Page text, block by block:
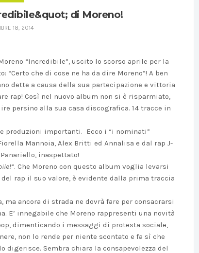
di Moreno!
18, 2014
“Incredibile”, uscito lo scorso aprile per la
che di cose ne ha da dire Moreno”! A ben
dette a causa della sua partecipazione e vittoria
rap! Così nel nuovo album non si è risparmiato,
persino alla sua casa discografica. 14 tracce in
produzioni importanti. Ecco i “i nominati”
Mannoia, Alex Britti ed Annalisa e dal rap J-
inaspettato!
“. Che Moreno con questo album voglia levarsi
rap il suo valore, è evidente dalla prima traccia
ancora di strada ne dovrà fare per consacrarsi
E’ innegabile che Moreno rappresenti una novità
dimenticando i messaggi di protesta sociale,
non lo rende per niente scontato e fa sì che
digerisce. Sembra chiara la consapevolezza del